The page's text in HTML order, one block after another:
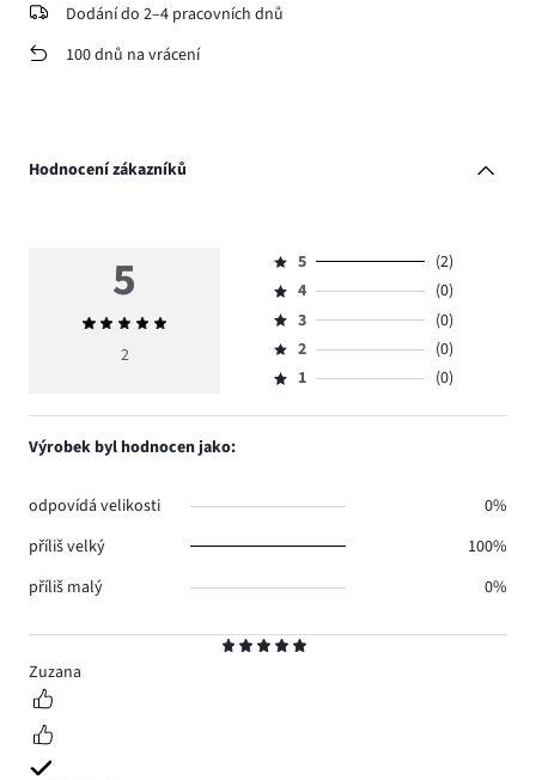
Dodání do 2–4 pracovních dnů
100 dnů na vrácení
Hodnocení zákazníků
5
Zuzana
5
Průměrné
hodnocení
2
Hodnocení
5,
počet
hlasů
2.
5
(2)
Hodnocení
4,
počet
hlasů
4
(0)
Hodnocení
3,
počet
3
(0)
Hodnocení
2,
2
(0)
Hodnocení
1,
1 (0)
Výrobek byl hodnocen jako:
odpovídá velikosti
0%
příliš velký
100%
příliš malý
0%